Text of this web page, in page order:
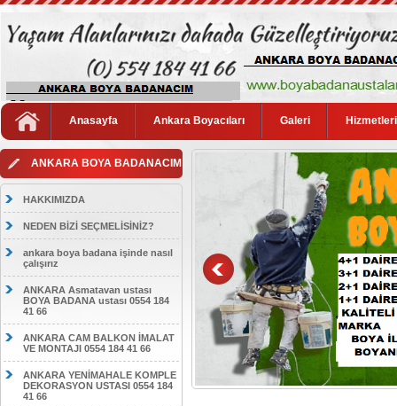
Anasayfa Ankara Boyacıları Galeri
ANKARA BOYA BADANACIM
HAKKIMIZDA
NEDEN BİZİ SEÇMELİSİNİZ?
ankara boya badana işinde nasıl
çalışırız
ANKARA Asmatavan ustası
BOYA BADANA ustası 0554 184
41 66
ANKARA CAM BALKON İMALAT
VE MONTAJI 0554 184 41 66
ANKARA YENİMAHALE KOMPLE
DEKORASYON USTASI 0554 184
41 66